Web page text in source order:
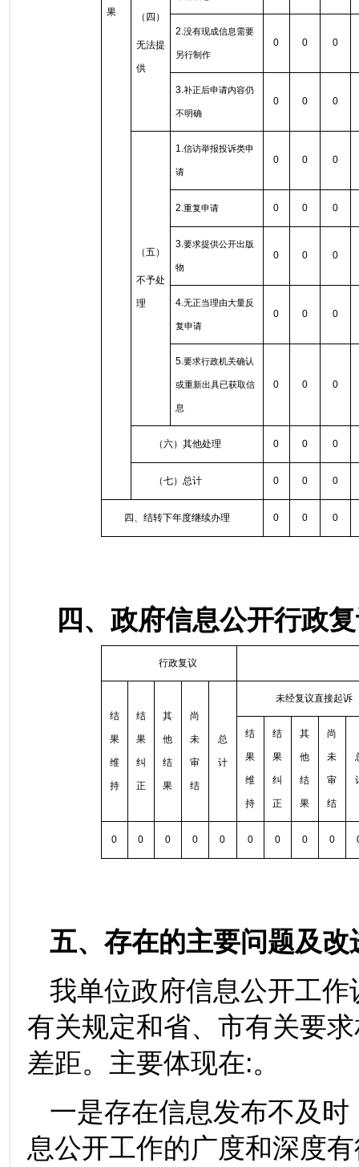
果 （四）
无法提
供
2.没有现成信息需要
另行制作
0 0 0
3.补正后申请内容仍
不明确
0 0 0
（五）
不予处
理
1.信访举报投诉类申
请
0 0 0
2.重复申请 0 0 0
3.要求提供公开出版
物
0 0 0
4.无正当理由大量反
复申请
0 0 0
5.要求行政机关确认
或重新出具已获取信
息
0 0 0
（六）其他处理 0 0 0
（七）总计 0 0 0
四、结转下年度继续办理 0 0 0
四、政府信息公开行政
行政复议
结
果
维
持
结
果
纠
正
其
他
结
果
尚
未
审
结
总
计
未经复议直接起诉
结
果
维
持
结
果
纠
正
其
他
结
果
尚
未
审
结
0 0 0 0 0 0 0 0 0
五、存在的主要问题及改
我单位政府信息公开工
有关规定和省、市有关要
差距。主要体现在:。
一是存在信息发布不及
息公开工作的广度和深度